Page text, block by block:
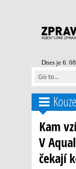
Dnes je 6.
Kam
V
čekají